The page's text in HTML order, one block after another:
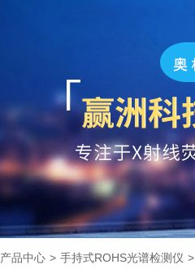
产品中心 > 手持式ROHS光谱检测仪 >